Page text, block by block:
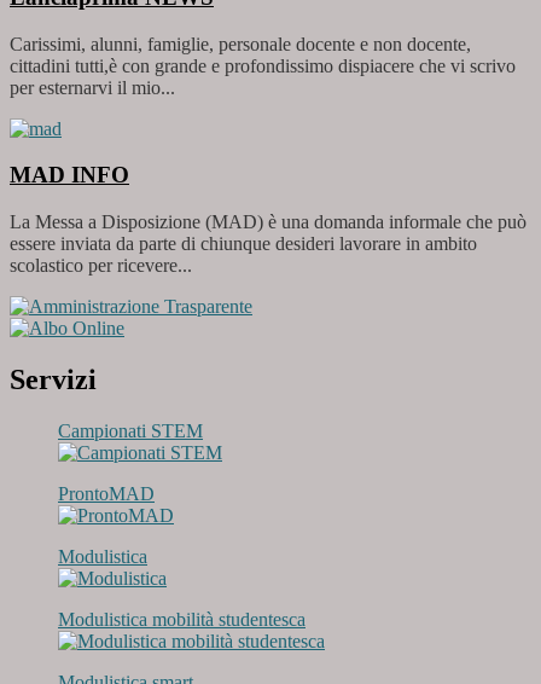
Carissimi, alunni, famiglie, personale docente e non docente,
cittadini tutti,è con grande e profondissimo dispiacere che vi scrivo
per esternarvi il mio...
MAD INFO
La Messa a Disposizione (MAD) è una domanda informale che può
essere inviata da parte di chiunque desideri lavorare in ambito
scolastico per ricevere...
Servizi
Campionati STEM
ProntoMAD
Modulistica
Modulistica mobilità studentesca